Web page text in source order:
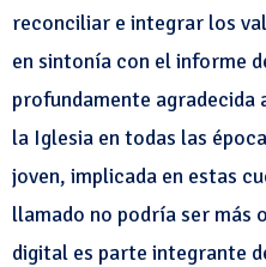
reconciliar e integrar los
en sintonía con el informe
profundamente
la Iglesia en todas las
joven, implicada en estas
llamado no podría ser más
digital es parte integrante